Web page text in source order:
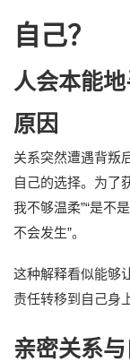
自己？
人会本能
原因
关系突然遭遇背叛
自己的选择。为了
我不够温柔”“是不
不会发生”。
这种解释看似能够
责任转移到自己身
亲密关系